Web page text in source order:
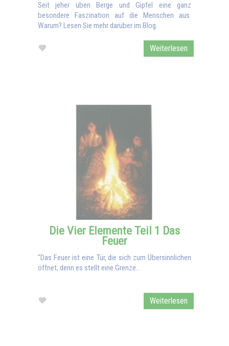
Seit jeher üben Berge und Gipfel eine ganz
besondere Faszination auf die Menschen aus.
Warum? Lesen Sie mehr darüber im Blog.
Weiterlesen
Die Vier Elemente Teil 1 Das
Feuer
"Das Feuer ist eine Tür, die sich zum Übersinnlichen
öffnet, denn es stellt eine Grenze...
Weiterlesen